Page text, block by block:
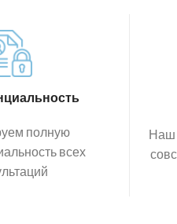
полную
всех
Наш